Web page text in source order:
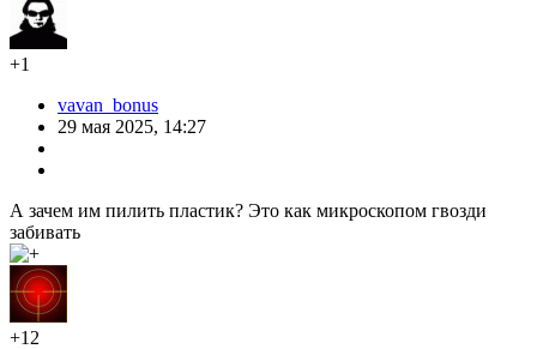
+1
vavan_bonus
29 мая 2025, 14:27
А зачем им пилить пластик? Это как микроскопом гвозди
забивать
+12